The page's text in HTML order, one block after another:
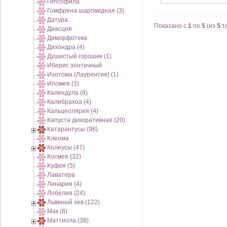
Гипсофила
Гомфрена шаровидная (3)
Датура
Диасция
Диморфотека
Дихондра (4)
Душистый горошек (1)
Иберис зонтичный
Изотома (Лаурентия) (1)
Ипомея (3)
Календула (8)
Калибрахоа (4)
Кальцеолярия (4)
Капуста декоративная (20)
Катарантусы (98)
Клеома
Колеусы (47)
Космея (32)
Куфея (5)
Лаватера
Линария (4)
Лобелия (24)
Львиный зев (122)
Мак (8)
Маттиола (38)
Показано с 1 по 5 (из 5